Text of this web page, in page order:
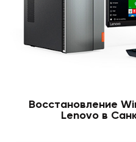
Восстановление
Lenovo в